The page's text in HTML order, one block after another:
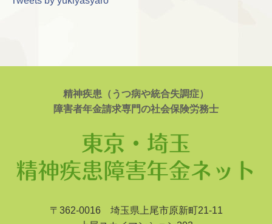
精神疾患（うつ病や統合失調症）
障害者年金請求専門の社会保険労務士
〒362-0016 埼玉県上尾市原新町21-11